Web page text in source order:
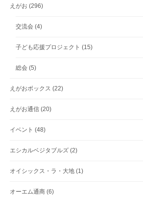
えがお (296)
交流会 (4)
子ども応援プロジェクト (15)
総会 (5)
えがおボックス (22)
えがお通信 (20)
イベント (48)
エシカルベジタブルズ (2)
オイシックス・ラ・大地 (1)
オーエム通商 (6)